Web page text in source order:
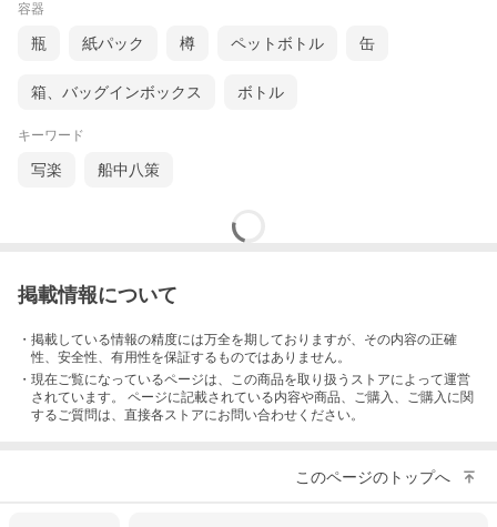
容器
瓶 紙パック 樽 ペットボトル 缶
箱、バッグインボックス ボトル
キーワード
写楽 船中八策
掲載情報について
・掲載している情報の精度には万全を期しておりますが、その内容の正確
性、安全性、有用性を保証するものではありません。
・現在ご覧になっているページは、この商品を取り扱うストアによって運営
されています。 ページに記載されている内容や商品、ご購入 、ご購入に関
するご質問は、直接各ストアにお問い合わせください。
このページのトップへ